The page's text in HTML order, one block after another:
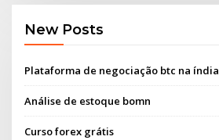
New Posts
Plataforma de negociação btc na índia
Análise de estoque bomn
Curso forex grátis